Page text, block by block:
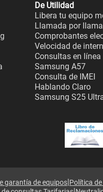
De Utilidad
Libera tu equipo
Llamada por
Comprobantes
Velocidad de
Consultas en línea
Samsung A57
Consulta de IMEI
Hablando Claro
Samsung S25
garantía de equipos|Política